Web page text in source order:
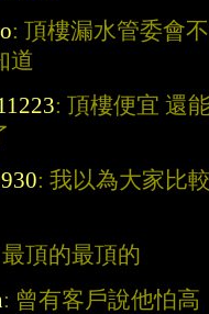
: 頂樓漏水管委會
道
: 頂樓便宜 還
: 我以為大家比
頂的最頂的
: 曾有客戶說他怕高